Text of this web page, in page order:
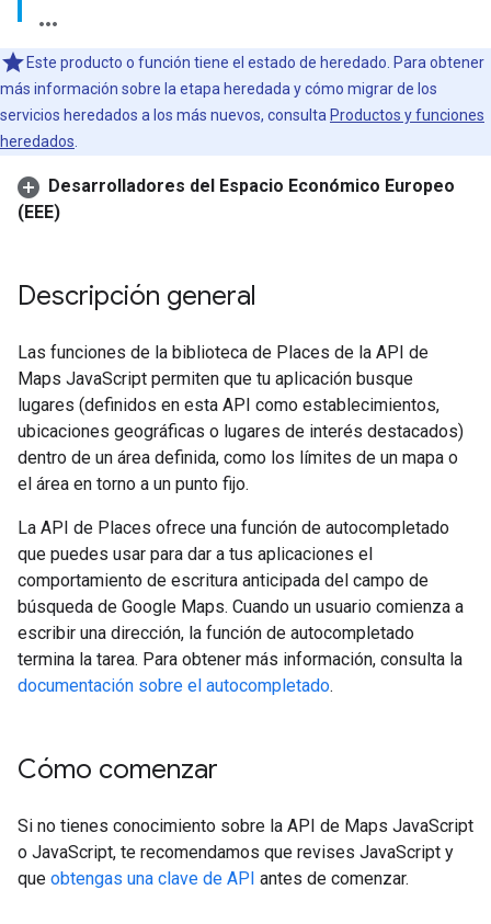
Este producto o función tiene el estado de heredado. Para obtener
más información sobre la etapa heredada y cómo migrar de los
servicios heredados a los más nuevos, consulta Productos y funciones
heredados
Desarrolladores del Espacio Económico Europeo
(EEE)
Descripción general
Las funciones de la biblioteca de Places de la API de
Maps JavaScript permiten que tu aplicación busque
lugares (definidos en esta API como establecimientos,
ubicaciones geográficas o lugares de interés destacados)
dentro de un área definida, como los límites de un mapa o
el área en torno a un punto fijo.
La API de Places ofrece una función de autocompletado
que puedes usar para dar a tus aplicaciones el
comportamiento de escritura anticipada del campo de
búsqueda de Google Maps. Cuando un usuario comienza a
escribir una dirección, la función de autocompletado
termina la tarea. Para obtener más información, consulta la
documentación sobre el autocompletado.
Cómo comenzar
Si no tienes conocimiento sobre la API de Maps JavaScript
o JavaScript, te recomendamos que revises JavaScript y
que obtengas una clave de API antes de comenzar.